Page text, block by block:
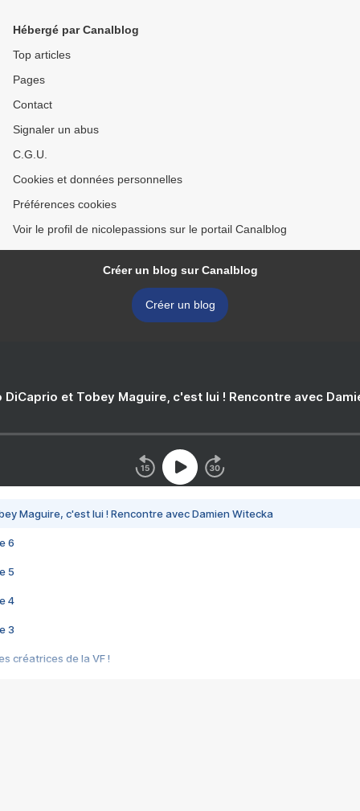
Hébergé par Canalblog
Top articles
Pages
Contact
Signaler un abus
C.G.U.
Cookies et données personnelles
Préférences cookies
Voir le profil de nicolepassions sur le portail Canalblog
Créer un blog sur Canalblog
Créer un blog
DiCaprio et Tobey Maguire, c'est lui ! Rencontre avec
Maguire, c'est lui ! Rencontre avec Damien Witecka
6
5
4
3
créatrices de la VF !